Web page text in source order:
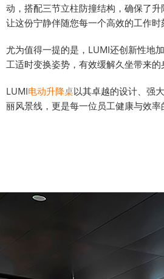
动，搭配三节立柱防撞结构，确保了
让这份宁静伴随您每一个高效的工作时
尤为值得一提的是，LUMI还创新性地
工适时变换姿势，有效缓解久坐带来
LUMI电动升降桌以其卓越的设计、强
丽风景线，更是每一位员工健康与效率